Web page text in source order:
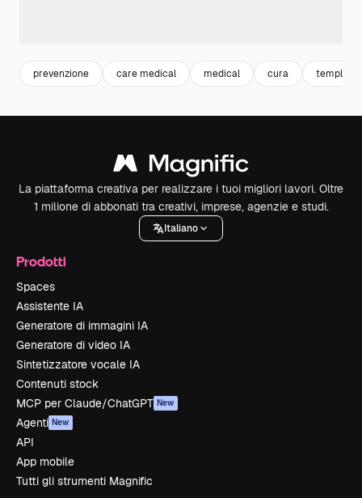
prevenzione care medical medical cura temple
La piattaforma creativa per realizzare i tuoi migliori lavori. Oltre
1 milione di abbonati tra creativi, imprese, agenzie e studi.
Italiano
Prodotti
Spaces
Assistente IA
Generatore di immagini IA
Generatore di video IA
Sintetizzatore vocale IA
Contenuti stock
MCP per Claude/ChatGPT New
Agenti New
API
App mobile
Tutti gli strumenti Magnific